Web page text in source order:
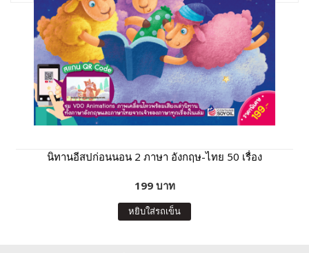
นิทานอีสปก่อนนอน 2 ภาษา อังกฤษ-ไทย 50 เรื่อง
199 บาท
หยิบใส่รถเข็น